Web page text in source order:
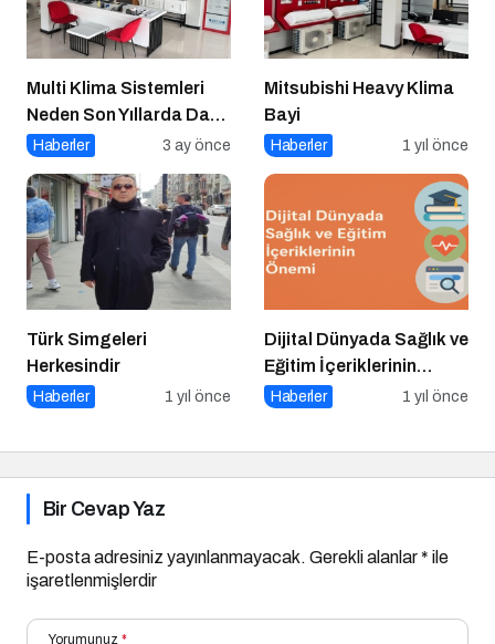
Multi Klima Sistemleri
Neden Son Yıllarda Daha
Fazla Tercih Ediliyor?
Haberler 3 ay önce
Mitsubishi Heavy Klima
Bayi
Haberler 1 yıl önce
Türk Simgeleri
Herkesindir
Haberler 1 yıl önce
Dijital Dünyada Sağlık ve
Eğitim İçeriklerinin
Önemi
Haberler 1 yıl önce
Bir Cevap Yaz
E-posta adresiniz yayınlanmayacak. Gerekli alanlar* ile
işaretlenmişlerdir
Yorumunuz *